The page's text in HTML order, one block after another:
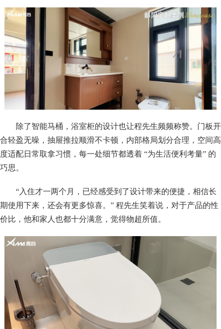
除了智能马桶，浴室柜的设计也让程先生频频称赞。门板开
合轻盈无噪，抽屉推拉顺滑不卡顿，内部格局划分合理，空间高
度适配日常取拿习惯，每一处细节都透着 “为生活便利考量” 的
巧思。
“入住才一两个月，已经感受到了设计带来的便捷，相信长
期使用下来，还会有更多惊喜。” 程先生笑着说，对于产品的性
价比，他和家人也都十分满意，觉得物超所值。